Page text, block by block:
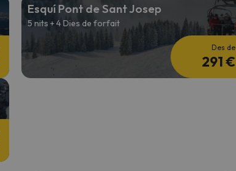
Esquí Pont de Sant Josep
5 nits + 4 Dies de forfait
Des de
291 €